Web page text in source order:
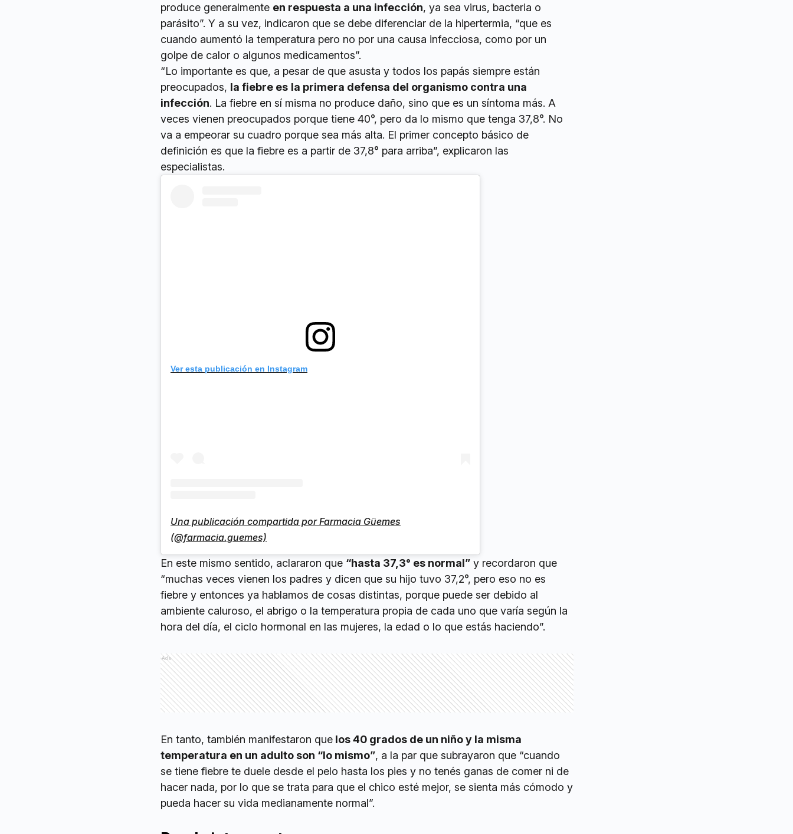
produce generalmente en respuesta a una infección, ya sea virus, bacteria o
parásito”. Y a su vez, indicaron que se debe diferenciar de la hipertermia, “que es
cuando aumentó la temperatura pero no por una causa infecciosa, como por un
golpe de calor o algunos medicamentos”.
“Lo importante es que, a pesar de que asusta y todos los papás siempre están
preocupados, la fiebre es la primera defensa del organismo contra una
infección. La fiebre en sí misma no produce daño, sino que es un síntoma más. A
veces vienen preocupados porque tiene 40°, pero da lo mismo que tenga 37,8°. No
va a empeorar su cuadro porque sea más alta. El primer concepto básico de
definición es que la fiebre es a partir de 37,8° para arriba”, explicaron las
especialistas.
Ver esta publicación en Instagram
Una publicación compartida por Farmacia Güemes
(@farmacia.guemes)
En este mismo sentido, aclararon que “hasta 37,3° es normal” y recordaron que
“muchas veces vienen los padres y dicen que su hijo tuvo 37,2°, pero eso no es
fiebre y entonces ya hablamos de cosas distintas, porque puede ser debido al
ambiente caluroso, el abrigo o la temperatura propia de cada uno que varía según la
hora del día, el ciclo hormonal en las mujeres, la edad o lo que estás haciendo”.
Ads
En tanto, también manifestaron que los 40 grados de un niño y la misma
temperatura en un adulto son “lo mismo”, a la par que subrayaron que “cuando
se tiene fiebre te duele desde el pelo hasta los pies y no tenés ganas de comer ni de
hacer nada, por lo que se trata para que el chico esté mejor, se sienta más cómodo y
pueda hacer su vida medianamente normal”.